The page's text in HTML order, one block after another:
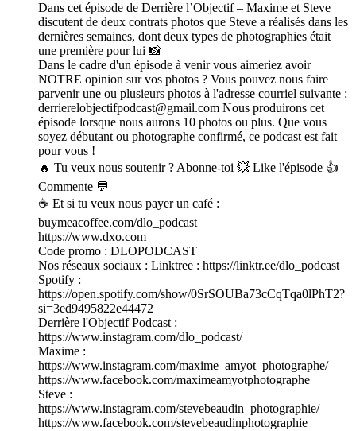
Dans cet épisode de Derrière l’Objectif – Maxime et Steve
discutent de deux contrats photos que Steve a réalisés dans les
dernières semaines, dont deux types de photographies était
une première pour lui 📸
Dans le cadre d'un épisode à venir vous aimeriez avoir
NOTRE opinion sur vos photos ? Vous pouvez nous faire
parvenir une ou plusieurs photos à l'adresse courriel suivante :
derrierelobjectifpodcast@gmail.com Nous produirons cet
épisode lorsque nous aurons 10 photos ou plus. Que vous
soyez débutant ou photographe confirmé, ce podcast est fait
pour vous !
🔥 Tu veux nous soutenir ? Abonne-toi 💥 Like l'épisode 👍
Commente 💬
☕ Et si tu veux nous payer un café :
buymeacoffee.com/dlo_podcast
https://www.dxo.com
Code promo : DLOPODCAST
Nos réseaux sociaux : Linktree : https://linktr.ee/dlo_podcast
Spotify :
https://open.spotify.com/show/0SrSOUBa73cCqTqa0lPhT2?
si=3ed9495822e44472
Derrière l'Objectif Podcast :
https://www.instagram.com/dlo_podcast/
Maxime :
https://www.instagram.com/maxime_amyot_photographe/
https://www.facebook.com/maximeamyotphotographe
Steve :
https://www.instagram.com/stevebeaudin_photographie/
https://www.facebook.com/stevebeaudinphotographie